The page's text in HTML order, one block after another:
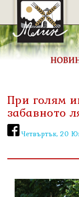
При голям
забавното
Четвъртък, 20